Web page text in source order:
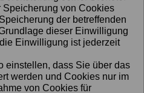
von Cookies
der betreffenden
dieser Einwilligung
Einwilligung ist jederzeit
einstellen, dass Sie über das
werden und Cookies nur im
von Cookies für